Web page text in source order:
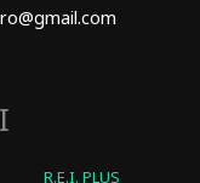
R.E.I. PLUS